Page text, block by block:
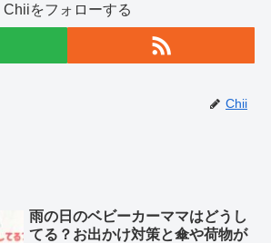
Chiiをフォローする
Chii
雨の日のベビーカーママはどうし
てる？お出かけ対策と傘や荷物が